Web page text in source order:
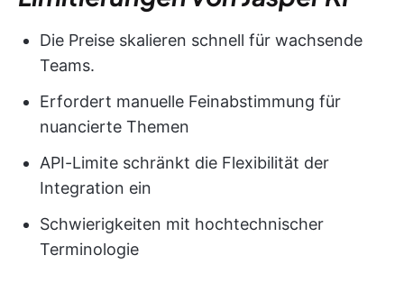
Die Preise skalieren schnell für wachsende
Teams.
Erfordert manuelle Feinabstimmung für
nuancierte Themen
API-Limite schränkt die Flexibilität der
Integration ein
Schwierigkeiten mit hochtechnischer
Terminologie